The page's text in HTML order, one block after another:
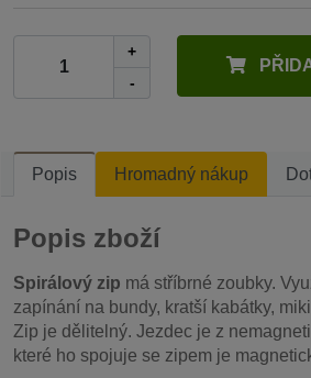
+
-
Popis Hromadný nákup
Popis zboží
Spirálový zip má stříbrné zoubky.
zapínání na bundy, kratší kabátky,
Zip je dělitelný. Jezdec je z
které ho spojuje se zipem je